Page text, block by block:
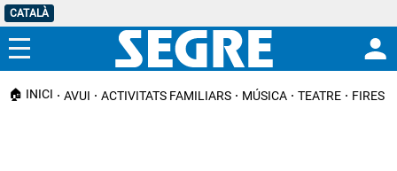
CATALÀ
Menú
🏠 INICI AVUI ACTIVITATS FAMILIARS MÚSICA TEATRE FIRES I